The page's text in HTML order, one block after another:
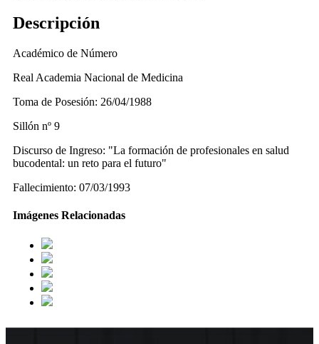
Descripción
Académico de Número
Real Academia Nacional de Medicina
Toma de Posesión: 26/04/1988
Sillón nº 9
Discurso de Ingreso: "La formación de profesionales en salud
bucodental: un reto para el futuro"
Fallecimiento: 07/03/1993
Imágenes Relacionadas